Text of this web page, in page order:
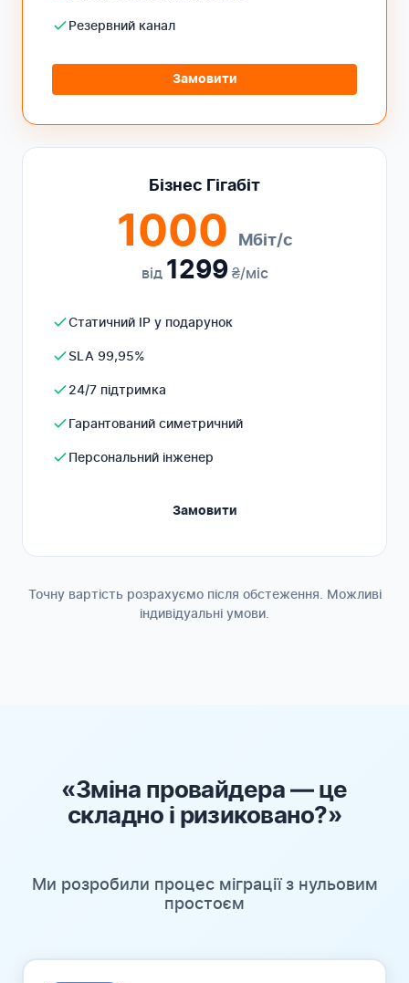
Резервний канал
Замовити
Бізнес Гігабіт
1000 Мбіт/с
від 1299₴/міс
Статичний IP у подарунок
SLA 99,95%
24/7 підтримка
Гарантований симетричний
Персональний інженер
Замовити
Точну вартість розрахуємо після обстеження. Можливі
індивідуальні умови.
«Зміна провайдера — це
складно і ризиковано?»
Ми розробили процес міграції з нульовим
простоєм